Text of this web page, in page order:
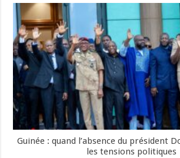
Guinée : quand l’absence du président
les tensions politiques